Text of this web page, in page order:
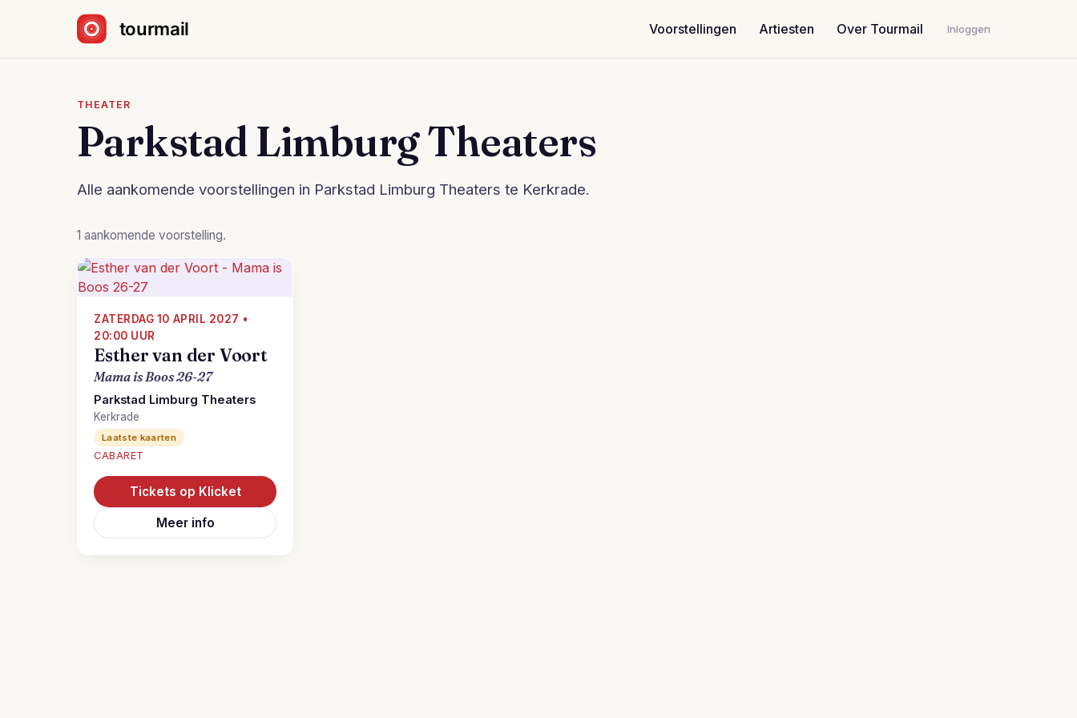
Voorstellingen
Artiesten Over Tourmail Inloggen
THEATER
Parkstad Limburg Theaters
Alle aankomende voorstellingen in Parkstad Limburg Theaters te Kerkrade.
1 aankomende voorstelling.
ZATERDAG 10 APRIL 2027 •
20:00 UUR
Esther van der Voort
Mama is Boos 26-27
Parkstad Limburg Theaters
Kerkrade
Laatste kaarten
CABARET
Tickets op Klicket
Meer info